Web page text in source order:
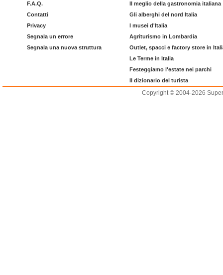
F.A.Q.
Contatti
Privacy
Segnala un errore
Segnala una nuova struttura
Il meglio della gastronomia italiana
Gli alberghi del nord Italia
I musei d'Italia
Agriturismo in Lombardia
Outlet, spacci e factory store in
Le Terme in Italia
Festeggiamo l'estate nei parchi
Il dizionario del turista
Copyright © 2004-2026